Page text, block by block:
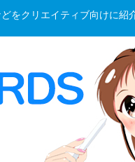
をクリエイティブ向けに紹